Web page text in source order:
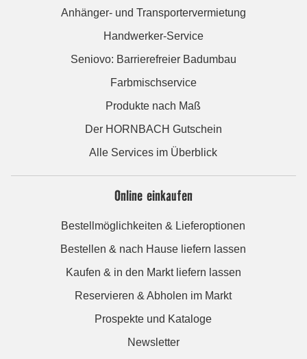
Anhänger- und Transportervermietung
Handwerker-Service
Seniovo: Barrierefreier Badumbau
Farbmischservice
Produkte nach Maß
Der HORNBACH Gutschein
Alle Services im Überblick
Online einkaufen
Bestellmöglichkeiten & Lieferoptionen
Bestellen & nach Hause liefern lassen
Kaufen & in den Markt liefern lassen
Reservieren & Abholen im Markt
Prospekte und Kataloge
Newsletter